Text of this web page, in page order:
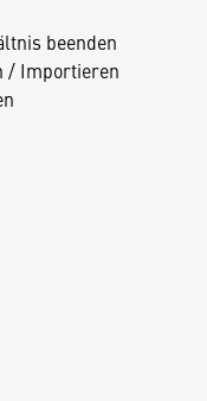
beenden
/ Importieren